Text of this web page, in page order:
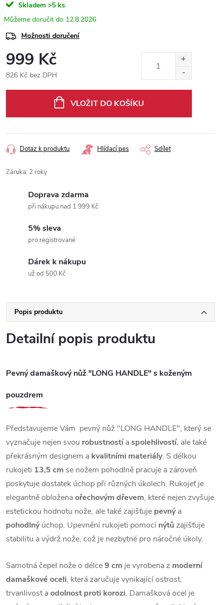
Skladem >5 ks
12.8.2026
Možnosti doručení
999 Kč
826 Kč bez DPH
VLOŽIT DO KOŠÍKU
Dotaz k produktu Hlídací pes Sdílet
Záruka: 2 roky
Doprava zdarma
při nákupu nad 1 999 Kč
5% sleva
pro registrované
Dárek k nákupu
už od 500 Kč
Popis produktu
Detailní popis produktu
Pevný damaškový nůž "LONG HANDLE" s koženým
pouzdrem
Představujeme Vám pevný nůž "LONG HANDLE", který se
vyznačuje nejen svou robustnostíaspolehlivostí, ale také
překrásným designem a kvalitními materiály. S délkou
rukojeti 13,5 cm se nožem pohodlně pracuje a zároveň
poskytuje dostatek úchop při různých úkolech. Rukojeť je
elegantně obloženaořechovým dřevem, které nejen zvyšuje
estetickou hodnotu nože, ale také zajišťuje pevnýa
pohodlnýúchop. Upevnění rukojeti pomocí nýtůzajišťuje
stabilitu a výdrž nože, což je nezbytné pro náročné úkoly.
Samotná čepel nože o délce9 cm je vyrobena z moderní
damaškové oceli, která zaručuje vynikající ostrost,
trvanlivost aodolnost proti korozi. Damašková ocel je